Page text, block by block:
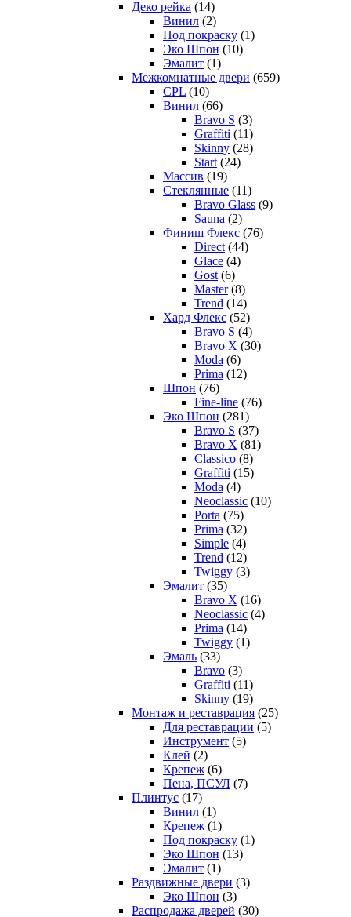
Деко рейка (14)
Винил (2)
Под покраску (1)
Эко Шпон (10)
Эмалит (1)
Межкомнатные двери (659)
CPL (10)
Винил (66)
Bravo S (3)
Graffiti (11)
Skinny (28)
Start (24)
Массив (19)
Стеклянные (11)
Bravo Glass (9)
Sauna (2)
Финиш Флекс (76)
Direct (44)
Glace (4)
Gost (6)
Master (8)
Trend (14)
Хард Флекс (52)
Bravo S (4)
Bravo X (30)
Moda (6)
Prima (12)
Шпон (76)
Fine-line (76)
Эко Шпон (281)
Bravo S (37)
Bravo X (81)
Classico (8)
Graffiti (15)
Moda (4)
Neoclassic (10)
Porta (75)
Prima (32)
Simple (4)
Trend (12)
Twiggy (3)
Эмалит (35)
Bravo X (16)
Neoclassic (4)
Prima (14)
Twiggy (1)
Эмаль (33)
Bravo (3)
Graffiti (11)
Skinny (19)
Монтаж и реставрация (25)
Для реставрации (5)
Инструмент (5)
Клей (2)
Крепеж (6)
Пена, ПСУЛ (7)
Плинтус (17)
Винил (1)
Крепеж (1)
Под покраску (1)
Эко Шпон (13)
Эмалит (1)
Раздвижные двери (3)
Эко Шпон (3)
Распродажа дверей (30)